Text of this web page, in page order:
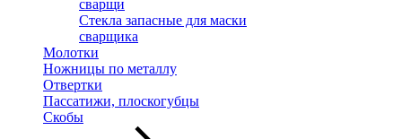
сварщи
Стекла запасные для маски
сварщика
Молотки
Ножницы по металлу
Отвертки
Пассатижи, плоскогубцы
Скобы